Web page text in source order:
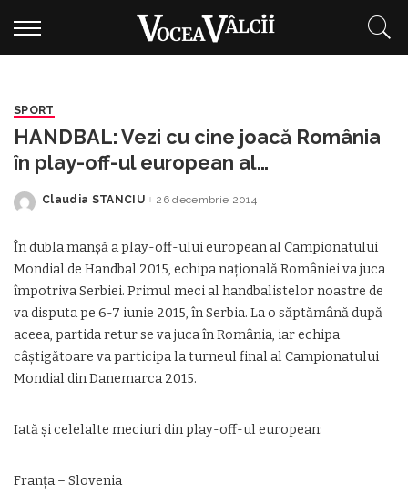
SPORT
HANDBAL: Vezi cu cine joacă România
în play-off-ul european al
Campionatului Mondial 2015
Posted
Claudia STANCIU 26 decembrie 2014
În dubla manşă a play-off-ului european al Campionatului
Mondial de Handbal 2015, echipa naţională României va juca
împotriva Serbiei. Primul meci al handbalistelor noastre de
va disputa pe 6-7 iunie 2015, în Serbia. La o săptămână după
aceea, partida retur se va juca în România, iar echipa
câştigătoare va participa la turneul final al Campionatului
Mondial din Danemarca 2015.
Iată şi celelalte meciuri din play-off-ul european:
Franţa – Slovenia